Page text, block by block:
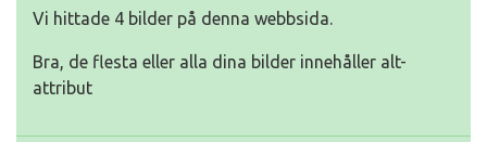
Vi hittade 4 bilder på denna webbsida.
Bra, de flesta eller alla dina bilder innehåller alt-
attribut